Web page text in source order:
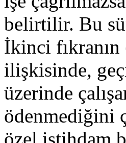
belirtilir. Bu
İkinci
ilişkisinde,
üzerinde
ödenmediğini